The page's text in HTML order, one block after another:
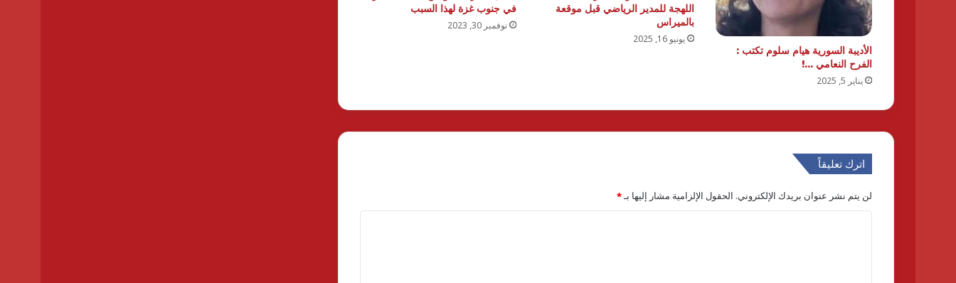
الأديبة السورية هيام سلوم تكتب :
الفرح النعامي …!
يناير 5, 2025
اللهجة للمدير الرياضي قبل موقعة
بالميراس
يونيو 16, 2025
في جنوب غزة لهذا السبب
نوفمبر 30, 2023
اترك تعليقاً
لن يتم نشر عنوان بريدك الإلكتروني. الحقول الإلزامية مشار إليها بـ*